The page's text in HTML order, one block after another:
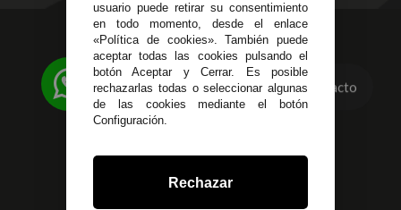
623 23 31 98
Atendemos Whatsapp
955 44 45 43/955 44 45 44
Local 3 Écija (Sevilla)
Contacto
usuario puede retirar su consentimiento
en todo momento, desde el enlace
«Política de cookies». También puede
aceptar todas las cookies pulsando el
botón Aceptar y Cerrar. Es posible
rechazarlas todas o seleccionar algunas
de las cookies mediante el botón
Configuración.
Rechazar